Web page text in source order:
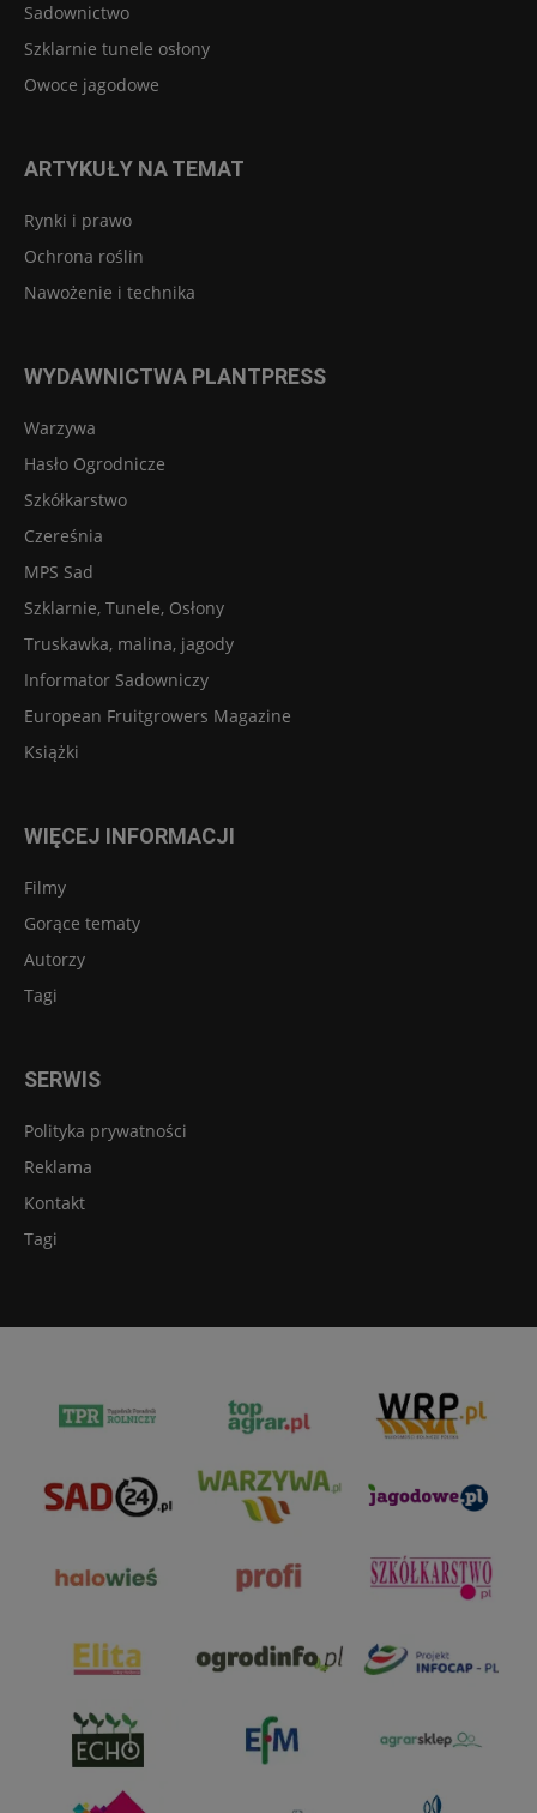
Sadownictwo
Szklarnie tunele osłony
Owoce jagodowe
ARTYKUŁY NA TEMAT
Rynki i prawo
Ochrona roślin
Nawożenie i technika
WYDAWNICTWA PLANTPRESS
Warzywa
Hasło Ogrodnicze
Szkółkarstwo
Czereśnia
MPS Sad
Szklarnie, Tunele, Osłony
Truskawka, malina, jagody
Informator Sadowniczy
European Fruitgrowers Magazine
Książki
WIĘCEJ INFORMACJI
Filmy
Gorące tematy
Autorzy
Tagi
SERWIS
Polityka prywatności
Reklama
Kontakt
Tagi